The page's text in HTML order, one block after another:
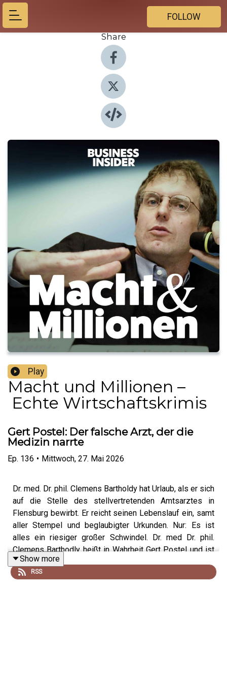
FOLLOW
Share
Play
Macht und Millionen –
Echte Wirtschaftskrimis
Gert Postel: Der falsche Arzt, der die
Medizin narrte
Ep. 136 • Mittwoch, 27. Mai 2026
Dr. med. Dr. phil. Clemens Bartholdy hat Urlaub, als er sich
auf die Stelle des stellvertretenden Amtsarztes in
Flensburg bewirbt. Er reicht seinen Lebenslauf ein, samt
aller Stempel und beglaubigter Urkunden. Nur: Es ist
alles ein riesiger großer Schwindel. Dr. med Dr. phil.
Clemens Barthodly heißt in Wahrheit Gert Postel und ist
gelernter Postboote. Seine Unterlagen sind alle samt
Fälschungen. Doch das fällt nicht auf, Postel wird
Show more
RSS